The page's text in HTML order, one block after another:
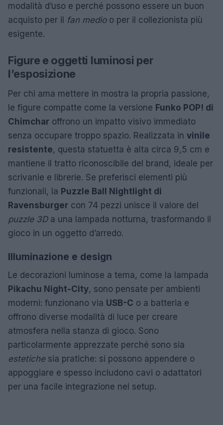
modalità d’uso e perché possono essere un buon
acquisto per il fan medioo per il collezionista più
esigente.
Figure e oggetti luminosi per
l’esposizione
Per chi ama mettere in mostra la propria passione,
le figure compatte come la versione Funko POP! di
Chimchar offrono un impatto visivo immediato
senza occupare troppo spazio. Realizzata in vinile
resistente, questa statuetta è alta circa 9,5 cm e
mantiene il tratto riconoscibile del brand, ideale per
scrivanie e librerie. Se preferisci elementi più
funzionali, la Puzzle Ball Nightlight di
Ravensburger con 74 pezzi unisce il valore del
puzzle 3Da una lampada notturna, trasformando il
gioco in un oggetto d’arredo.
Illuminazione e design
Le decorazioni luminose a tema, come la lampada
Pikachu Night-City, sono pensate per ambienti
moderni: funzionano via USB-C o a batteria e
offrono diverse modalità di luce per creare
atmosfera nella stanza di gioco. Sono
particolarmente apprezzate perché sono sia
estetichesia pratiche: si possono appendere o
appoggiare e spesso includono cavi o adattatori
per una facile integrazione nel setup.